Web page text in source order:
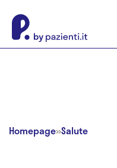
Homepage»Salute